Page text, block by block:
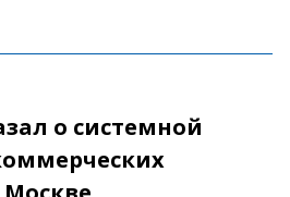
о системной